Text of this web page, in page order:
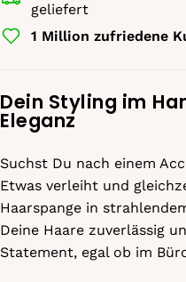
geliefert
1 Million zufriedene
Dein Styling im
Eleganz
Suchst Du nach einem
Etwas verleiht und
Haarspange in
Deine Haare zuverlässig
Statement, egal ob im